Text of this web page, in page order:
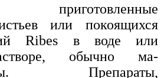
приготовленные
или покоящихся
Ribes в воде или
обычно ма-
Препараты,